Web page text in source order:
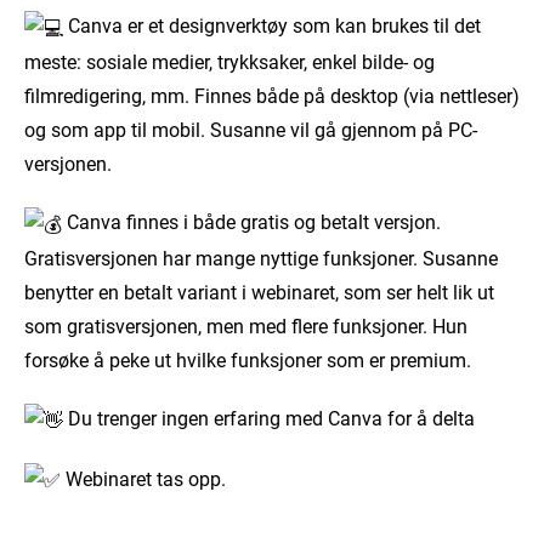
Canva er et designverktøy som kan brukes til det
meste: sosiale medier, trykksaker, enkel bilde- og
filmredigering, mm. Finnes både på desktop (via nettleser)
og som app til mobil. Susanne vil gå gjennom på PC-
versjonen.
Canva finnes i både gratis og betalt versjon.
Gratisversjonen har mange nyttige funksjoner. Susanne
benytter en betalt variant i webinaret, som ser helt lik ut
som gratisversjonen, men med flere funksjoner. Hun
forsøke å peke ut hvilke funksjoner som er premium.
Du trenger ingen erfaring med Canva for å delta
Webinaret tas opp.